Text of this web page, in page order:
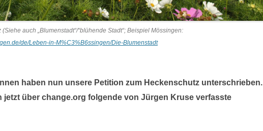
auch „Blumenstadt“/“blühende Stadt“; Beispiel Mössingen:
de/Leben-in-M%C3%B6ssingen/Die-Blumenstadt
haben nun unsere Petition zum Heckenschutz unterschrieben.
jetzt über change.org folgende von Jürgen Kruse verfasste